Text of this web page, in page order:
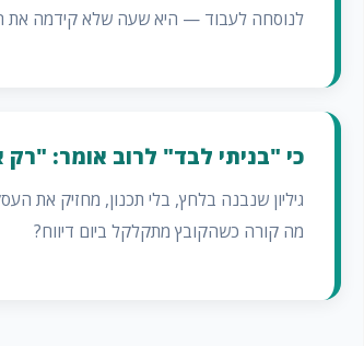
לנוסחה לעבוד — היא שעה שלא קידמה את
כי "בניתי לבד" לרוב אומר: "רק
גיליון שנבנה בלחץ, בלי תכנון, מחזיק את
מה קורה כשהקובץ מתקלקל ביום דיווח?